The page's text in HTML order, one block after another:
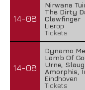
14-08
Nirwana
The Dirty
Clawfinger
Lierop
Tickets
14-08
Dynamo
Lamb Of
Urne,
Amorphis,
Eindhoven
Tickets